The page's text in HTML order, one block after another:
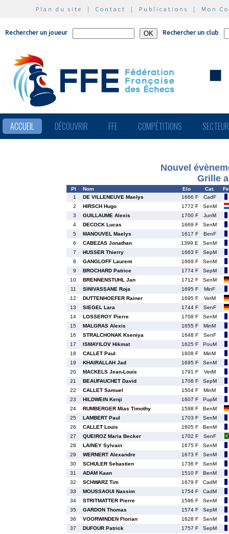
Plan du site | Contact | Publications | Mon
Rechercher un joueur Rechercher un club
ACCUEIL DÉCOUVRIR FFE COMPÉTITIONS
Nouvel
Grille
Pl Nom Elo Cat.
1
DE VILLENEUVE Maelys 1666 F
CadF
2
HIRSCH Hugo 1772 F
SenM
3
GUILLAUME Alexis 1700 F
JunM
4
DECOCK Lucas 1669 F
SenM
5
MANOUVEL Maelys 1617 F
BenF
6
CABEZAS Jonathan 1399 E
SenM
7
HUSSER Thierry 1663 F
SepM
8
GANGLOFF Laurent 1669 F
SenM
9
BROCHARD Patrice 1774 F
SepM
10
BRENNENSTUHL Jan 1712 F
SenM
11
SINIVASSANE Roja 1695 F
MinF
12
DUTTENHOEFER Rainer 1695 F
VetM
13
SIEGEL Lara 1744 F
SenF
14
LOSSEROY Pierre 1708 F
SenM
15
MALGRAS Alexis 1655 F
MinM
16
STRALCHONAK Kseniya 1648 F
SenF
17
ISMAYILOV Hikmat 1625 F
PouM
18
CALLET Paul 1608 F
MinM
19
KHAIRALLAH Jad 1695 F
SenM
20
MACKELS Jean-Louis 1791 F
VetM
21
BEAUFAUCHET David 1708 F
SepM
22
CALLET Samuel 1504 F
MinM
23
HILDWEIN Kenji 1607 F
PupM
24
RUMBERGER Mias Timothy 1598 F
BenM
25
LAMBERT Paul 1703 F
SenM
26
CALLET Louis 1605 F
BenM
27
QUEIROZ Maria Becker 1702 F
SenF
28
LAINEY Sylvain 1675 F
SenM
29
WERNERT Alexandre 1673 F
SenM
30
SCHULER Sebastien 1736 F
SenM
31
ADAM Kaan 1510 F
BenM
32
SCHWARZ Tim 1679 F
CadM
33
MOUSSAOUI Nassim 1754 F
CadM
34
STRITMATTER Pierre 1596 F
SenM
35
GARDON Thomas 1574 F
SepM
36
VOORWINDEN Florian 1628 F
SenM
37
DUFOUR Patrick 1757 F
SepM